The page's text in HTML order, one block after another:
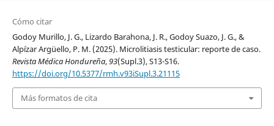
Cómo citar
Godoy Murillo, J. G., Lizardo Barahona, J. R., Godoy Suazo, J. G., &
Alpízar Argüello, P. M. (2025). Microlitiasis testicular: reporte de caso.
Revista Médica Hondureña,93(Supl.3), S13-S16.
https://doi.org/10.5377/rmh.v93iSupl.3.21115
Más formatos de cita